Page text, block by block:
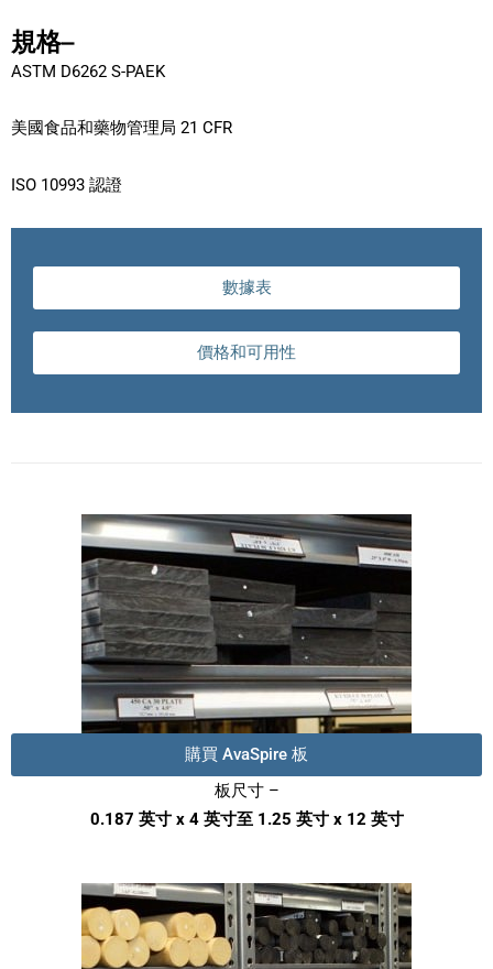
規格–
ASTM D6262 S-PAEK
美國食品和藥物管理局 21 CFR
ISO 10993 認證
數據表
價格和可用性
購買 AvaSpire 板
板尺寸 –
0.187 英寸 x 4 英寸至 1.25 英寸 x 12 英寸